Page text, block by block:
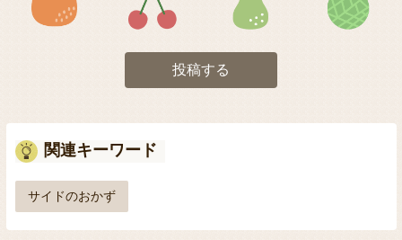
投稿する
関連キーワード
サイドのおかず